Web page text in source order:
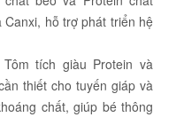
hỗ trợ phát triển hệ
tích giàu Protein và
thiết cho tuyến giáp và
chất, giúp bé thông